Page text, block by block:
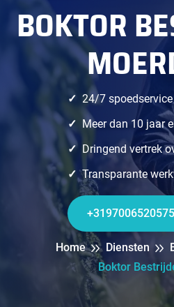
BOKTOR
24/7 spoedservice
Meer dan 10 jaar
Dringend vertrek
Transparante
+3197006520575
Home Diensten
Boktor